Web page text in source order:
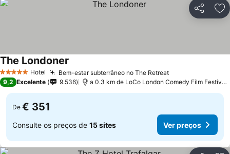
Partilhar
5 Estrelas Hotel Bem-estar subterrâneo no The RetreatVer preços
The Londoner
9,2 Excelente 9.536 a 0.3 km de LoCo London Comedy Film Festival
De € 351
Consulte os preços de 15 sites Ver preços